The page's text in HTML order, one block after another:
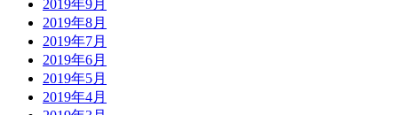
2019年9月
2019年8月
2019年7月
2019年6月
2019年5月
2019年4月